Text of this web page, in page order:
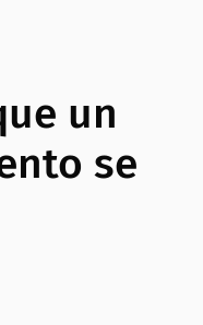
un
se